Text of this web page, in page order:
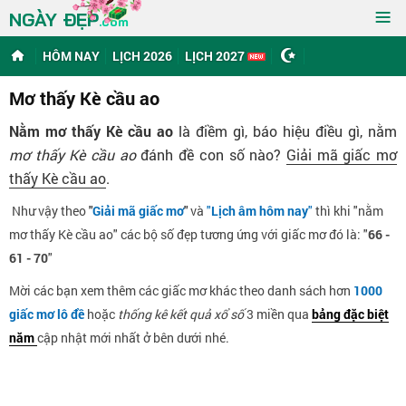
NGÀY ĐẸP.com ≡
HÔM NAY LỊCH 2026 LỊCH 2027
Mơ thấy Kè cầu ao
Nằm mơ thấy Kè cầu ao là điềm gì, báo hiệu điều gì, nằm
mơ thấy Kè cầu aođánh đề con số nào? Giải mã giấc mơ
thấy Kè cầu ao.
Như vậy theo"Giải mã giấc mơ"và "Lịch âm hôm nay" thì khi "nằm
mơ thấy Kè cầu ao" các bộ số đẹp tương ứng với giấc mơ đó là: "66 -
61 - 70"
Mời các bạn xem thêm các giấc mơ khác theo danh sách hơn 1000
giấc mơ lô đề hoặc thống kê kết quả xổ số3 miền qua bảng đặc biệt
nămcập nhật mới nhất ở bên dưới nhé.